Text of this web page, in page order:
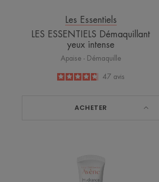
Les Essentiels
LES ESSENTIELS Démaquillant
yeux intense
Apaise - Démaquille
4.7
/
5
47 avis
ACHETER
hydratante
teintée